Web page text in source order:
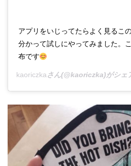
アプリをいじってたらよく見るこ
分かって試しにやってみました。
布です
kaoriczkaさん(@kaoriczka)がシェ